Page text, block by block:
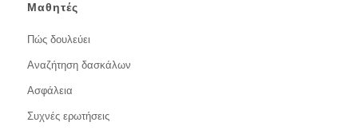
Μαθητές
Πώς δουλεύει
Αναζήτηση δασκάλων
Ασφάλεια
Συχνές ερωτήσεις